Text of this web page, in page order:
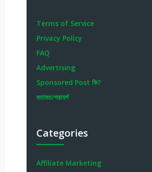
Terms of Service
Privacy Policy
FAQ
Advertising
Sponsored Post কি?
মতামত/পরামর্শ
Categories
Affiliate Marketing